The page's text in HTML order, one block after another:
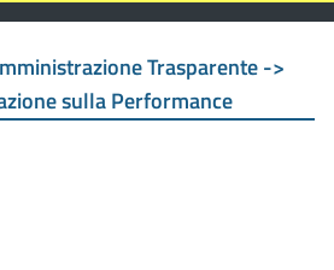
Trasparente ->
sulla Performance